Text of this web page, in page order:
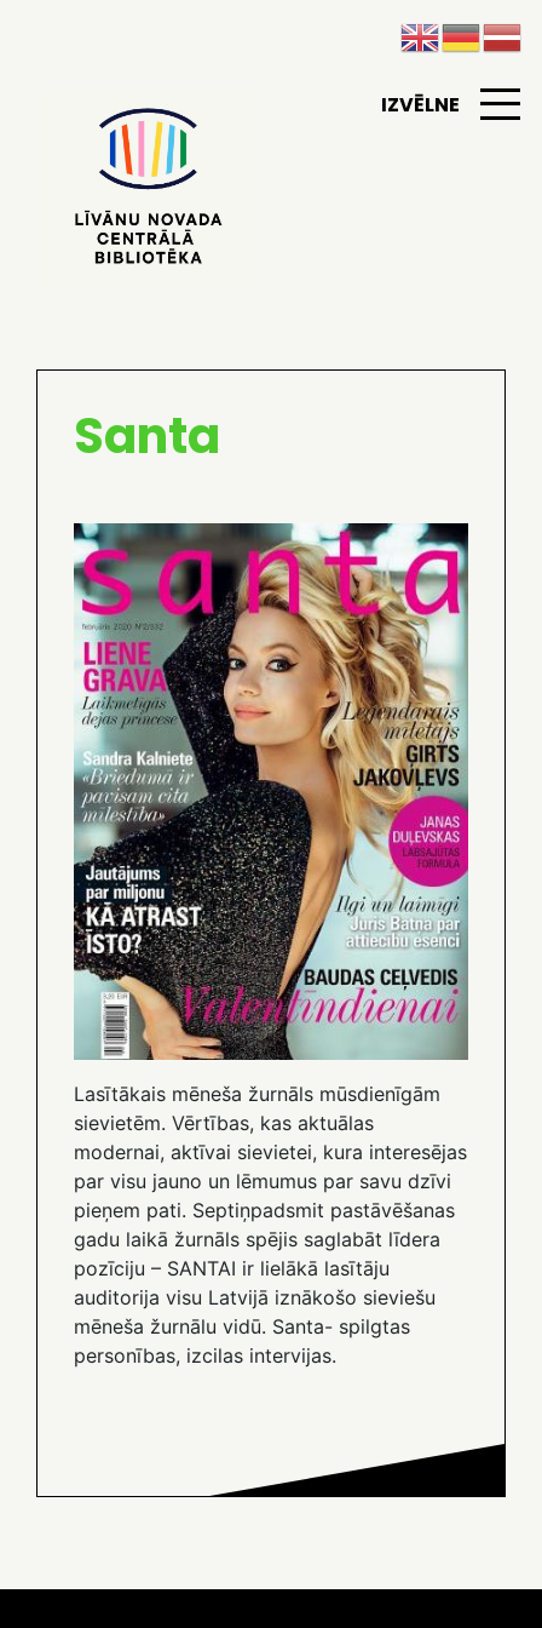
IZVĒLNE
Santa
Lasītākais mēneša žurnāls mūsdienīgām
sievietēm. Vērtības, kas aktuālas
modernai, aktīvai sievietei, kura interesējas
par visu jauno un lēmumus par savu dzīvi
pieņem pati. Septiņpadsmit pastāvēšanas
gadu laikā žurnāls spējis saglabāt līdera
pozīciju – SANTAI ir lielākā lasītāju
auditorija visu Latvijā iznākošo sieviešu
mēneša žurnālu vidū. Santa- spilgtas
personības, izcilas intervijas.